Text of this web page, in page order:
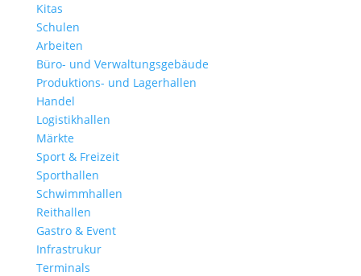
Kitas
Schulen
Arbeiten
Büro- und Verwaltungs­gebäude
Produktions- und Lagerhallen
Handel
Logistikhallen
Märkte
Sport & Freizeit
Sporthallen
Schwimmhallen
Reithallen
Gastro & Event
Infrastrukur
Terminals